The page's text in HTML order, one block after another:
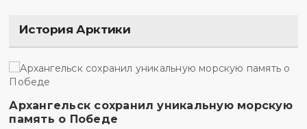
История Арктики
Архангельск сохранил уникальную морскую
память о Победе